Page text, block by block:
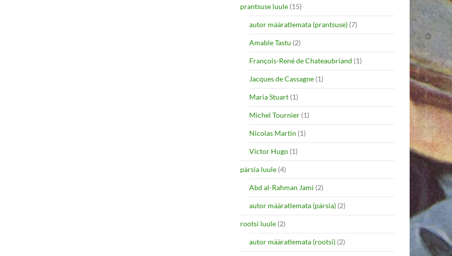
prantsuse luule (15)
autor määratlemata (prantsuse) (7)
Amable Tastu (2)
François-René de Chateaubriand (1)
Jacques de Cassagne (1)
Maria Stuart (1)
Michel Tournier (1)
Nicolas Martin (1)
Victor Hugo (1)
pärsia luule (4)
Abd al-Rahman Jami (2)
autor määratlemata (pärsia) (2)
rootsi luule (2)
autor määratlemata (rootsi) (2)